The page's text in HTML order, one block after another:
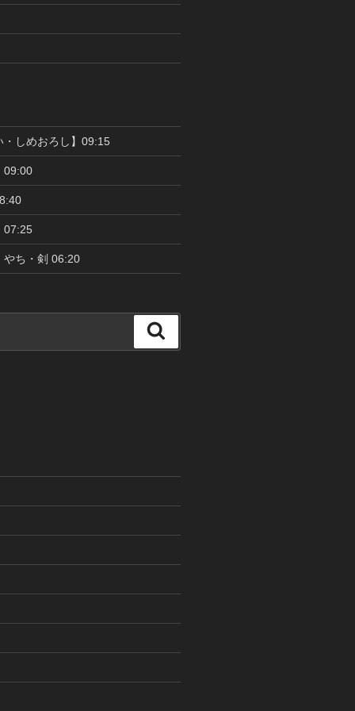
・しめおろし】09:15
09:00
07:25
やち・剣 06:20
索